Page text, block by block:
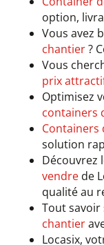
option,
Vous avez
chantier?
Vous
prix
Optimisez
containers
Containers
solution
Découvrez
vendrede
qualité au
Tout savoir
chantier
Locasix,